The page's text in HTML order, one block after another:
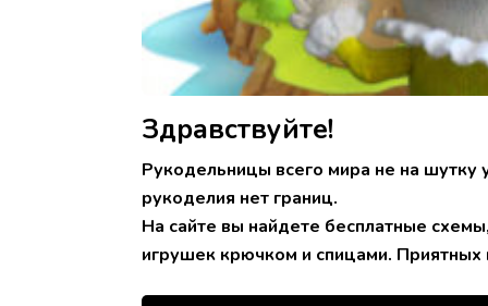
Здравствуйте!
Рукодельницы всего мира не на шутку
рукоделия нет границ.
На сайте вы найдете бесплатные
игрушек крючком и спицами. Приятных